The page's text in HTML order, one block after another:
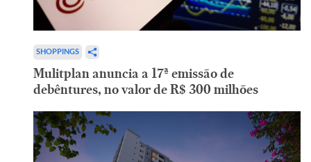
SHOPPINGS
Mulitplan anuncia a 17ª emissão de
debêntures, no valor de R$ 300 milhões